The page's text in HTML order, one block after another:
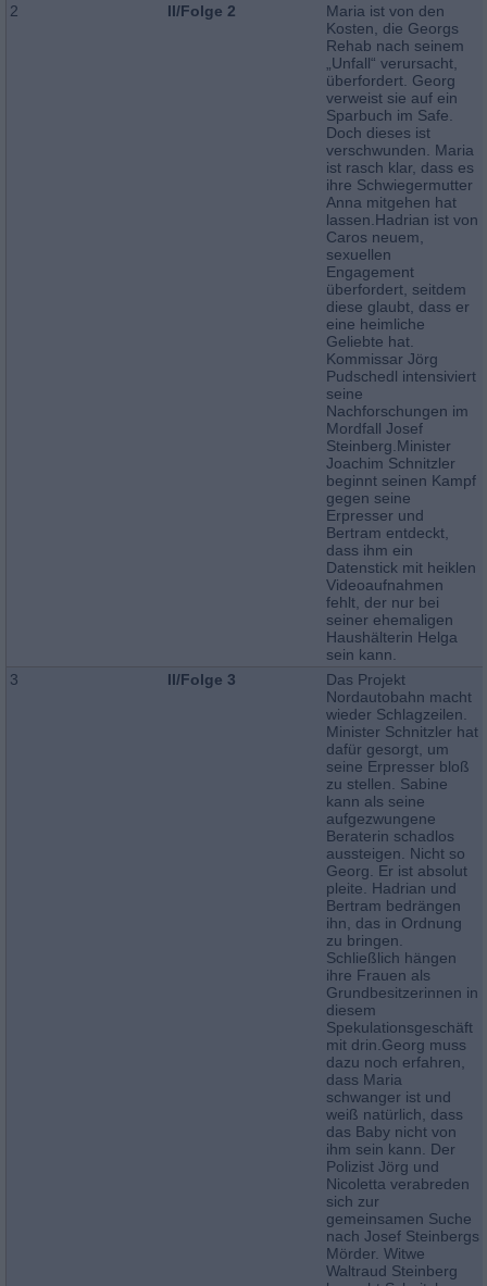
2
II/Folge 2
Maria ist von den
Kosten, die Georgs
Rehab nach seinem
„Unfall“ verursacht,
überfordert. Georg
verweist sie auf ein
Sparbuch im Safe.
Doch dieses ist
verschwunden. Maria
ist rasch klar, dass es
ihre Schwiegermutter
Anna mitgehen hat
lassen.Hadrian ist von
Caros neuem,
sexuellen
Engagement
überfordert, seitdem
diese glaubt, dass er
eine heimliche
Geliebte hat.
Kommissar Jörg
Pudschedl intensiviert
seine
Nachforschungen im
Mordfall Josef
Steinberg.Minister
Joachim Schnitzler
beginnt seinen Kampf
gegen seine
Erpresser und
Bertram entdeckt,
dass ihm ein
Datenstick mit heiklen
Videoaufnahmen
fehlt, der nur bei
seiner ehemaligen
Haushälterin Helga
sein kann.
3
II/Folge 3
Das Projekt
Nordautobahn macht
wieder Schlagzeilen.
Minister Schnitzler hat
dafür gesorgt, um
seine Erpresser bloß
zu stellen. Sabine
kann als seine
aufgezwungene
Beraterin schadlos
aussteigen. Nicht so
Georg. Er ist absolut
pleite. Hadrian und
Bertram bedrängen
ihn, das in Ordnung
zu bringen.
Schließlich hängen
ihre Frauen als
Grundbesitzerinnen in
diesem
Spekulationsgeschäft
mit drin.Georg muss
dazu noch erfahren,
dass Maria
schwanger ist und
weiß natürlich, dass
das Baby nicht von
ihm sein kann. Der
Polizist Jörg und
Nicoletta verabreden
sich zur
gemeinsamen Suche
nach Josef Steinbergs
Mörder. Witwe
Waltraud Steinberg